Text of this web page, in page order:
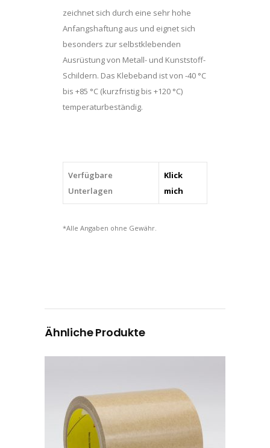
zeichnet sich durch eine sehr hohe
Anfangshaftung aus und eignet sich
besonders zur selbstklebenden
Ausrüstung von Metall- und Kunststoff-
Schildern. Das Klebeband ist von -40 °C
bis +85 °C (kurzfristig bis +120 °C)
temperaturbeständig.
Verfügbare
Unterlagen
Klick
mich
*Alle Angaben ohne Gewähr.
Ähnliche Produkte